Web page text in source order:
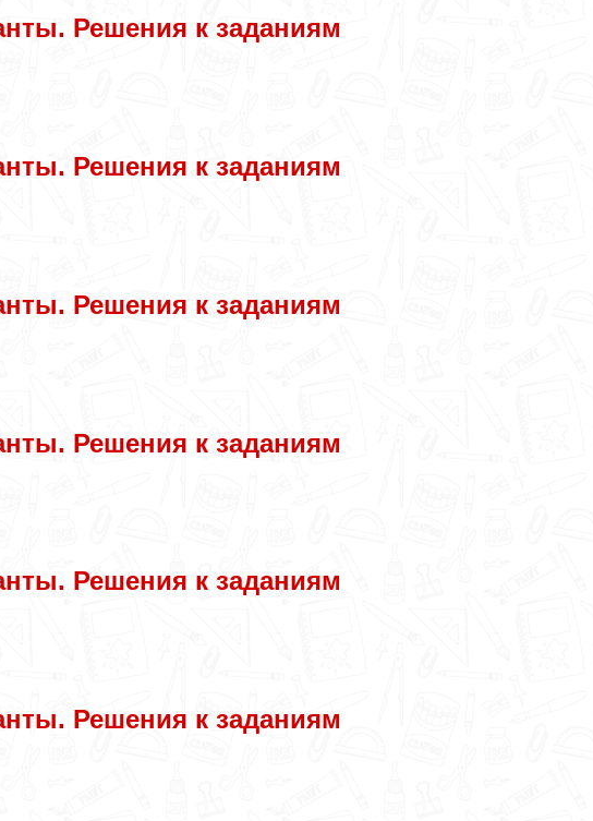
Решения к заданиям
Решения к заданиям
Решения к заданиям
Решения к заданиям
Решения к заданиям
Решения к заданиям